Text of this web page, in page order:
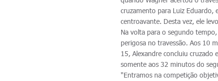
cruzamento para Luiz Eduardo,
centroavante. Desta vez, ele
Na volta para o segundo
perigosa no travessão. Aos 10
15, Alexandre concluiu cruzado
somente aos 32 minutos do
"Entramos na competição